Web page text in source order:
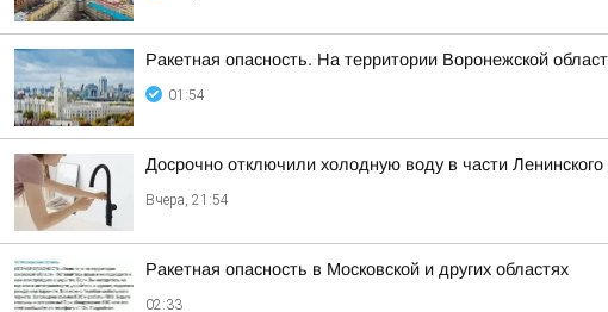
Ракетная опасность. На территории Воронежской
01:54
Досрочно отключили холодную воду в части
Вчера, 21:54
Ракетная опасность в Московской и других областях
02:33